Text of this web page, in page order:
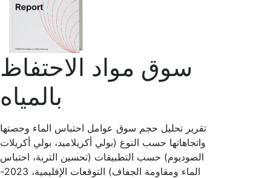
سوق مواد الاحتفاظ
بالمياه
تقرير تحليل حجم سوق عوامل احتباس الماء وحصتها
واتجاهاتها حسب النوع (بولي أكريلاميد، بولي أكريلات
الصوديوم) حسب التطبيقات (تحسين التربة، احتباس
الماء ومقاومة الجفاف) التوقعات الإقليمية، 2023-